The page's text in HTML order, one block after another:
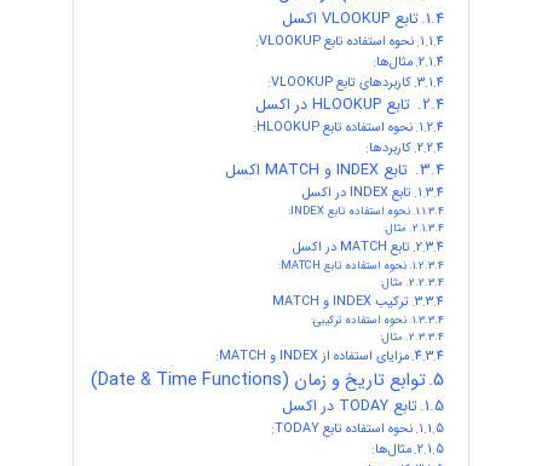
تابع VLOOKUP اکسل
نحوه استفاده تابع VLOOKUP:
مثال‌ها:
کاربردهای تابع VLOOKUP:
تابع HLOOKUP در اکسل
نحوه استفاده تابع HLOOKUP:
کاربردها:
تابع INDEX و MATCH اکسل
تابع INDEX در اکسل
نحوه استفاده تابع INDEX:
مثال:
تابع MATCH در اکسل
نحوه استفاده تابع MATCH:
مثال:
ترکیب INDEX و MATCH
نحوه استفاده ترکیبی:
مثال:
مزایای استفاده از INDEX و MATCH:
توابع تاریخ و زمان (Date & Time Functions)
تابع TODAY در اکسل
نحوه استفاده تابع TODAY:
مثال‌ها: